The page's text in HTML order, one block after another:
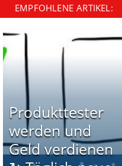
EMPFOHLENE ARTIKEL:
Produkttester
werden und
Geld verdienen